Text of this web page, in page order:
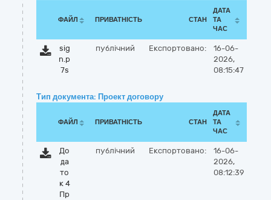
ФАЙЛ ПРИВАТНІСТЬ СТАН
ДАТА
ТА
ЧАС
sig
n.p
7s
публічний Експортовано:
16-06-
2026,
08:15:47
Тип документа: Проект договору
ФАЙЛ ПРИВАТНІСТЬ СТАН
ДАТА
ТА
ЧАС
До
да
то
к 4
Пр
публічний Експортовано:
16-06-
2026,
08:12:39